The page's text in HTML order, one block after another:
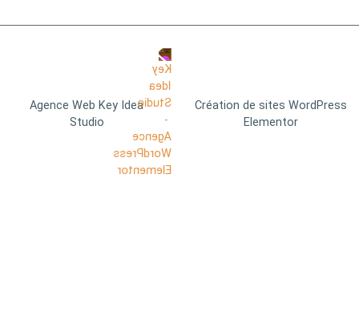
Agence Web Key Idea
Studio
Création de sites WordPress
Elementor